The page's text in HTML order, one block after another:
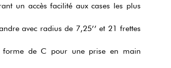
un accès facilité aux cases les plus
avec radius de 7,25’’ et 21 frettes
forme de C pour une prise en main